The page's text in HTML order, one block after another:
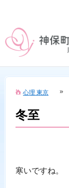
心理 東京
冬至
寒いですね。